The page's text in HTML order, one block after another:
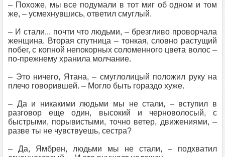
– Похоже, мы все подумали в тот миг об одном и том
же, – усмехнувшись, ответил смуглый.
– И стали... почти что людьми, – брезгливо проворчала
женщина. Вторая спутница – тонкая, словно растущий
побег, с копной непокорных соломенного цвета волос –
по‑прежнему хранила молчание.
– Это ничего, Ятана, – смуглолицый положил руку на
плечо говорившей. – Могло быть гораздо хуже.
– Да и никакими людьми мы не стали, – вступил в
разговор еще один, высокий и черноволосый, с
быстрыми, порывистыми, точно ветер, движениями, –
разве ты не чувствуешь, сестра?
– Да, Ямбрен, людьми мы не стали, – подхватил